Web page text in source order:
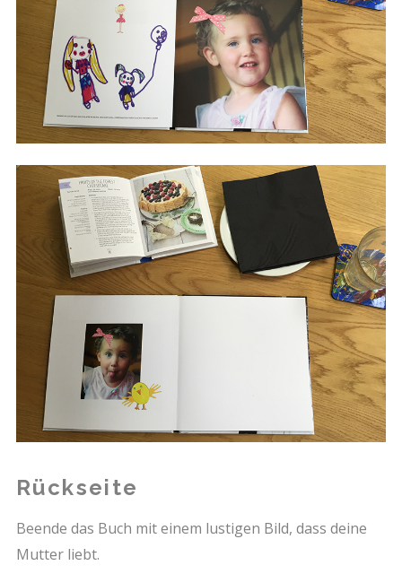
Rückseite
Beende das Buch mit einem lustigen Bild, dass deine
Mutter liebt.